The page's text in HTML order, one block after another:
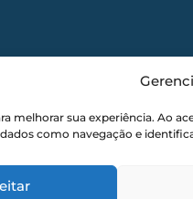
melhorar sua experiência. Ao
como navegação e
Aviso Legal:A Mêndora
sendo instituição
financeiras. Os